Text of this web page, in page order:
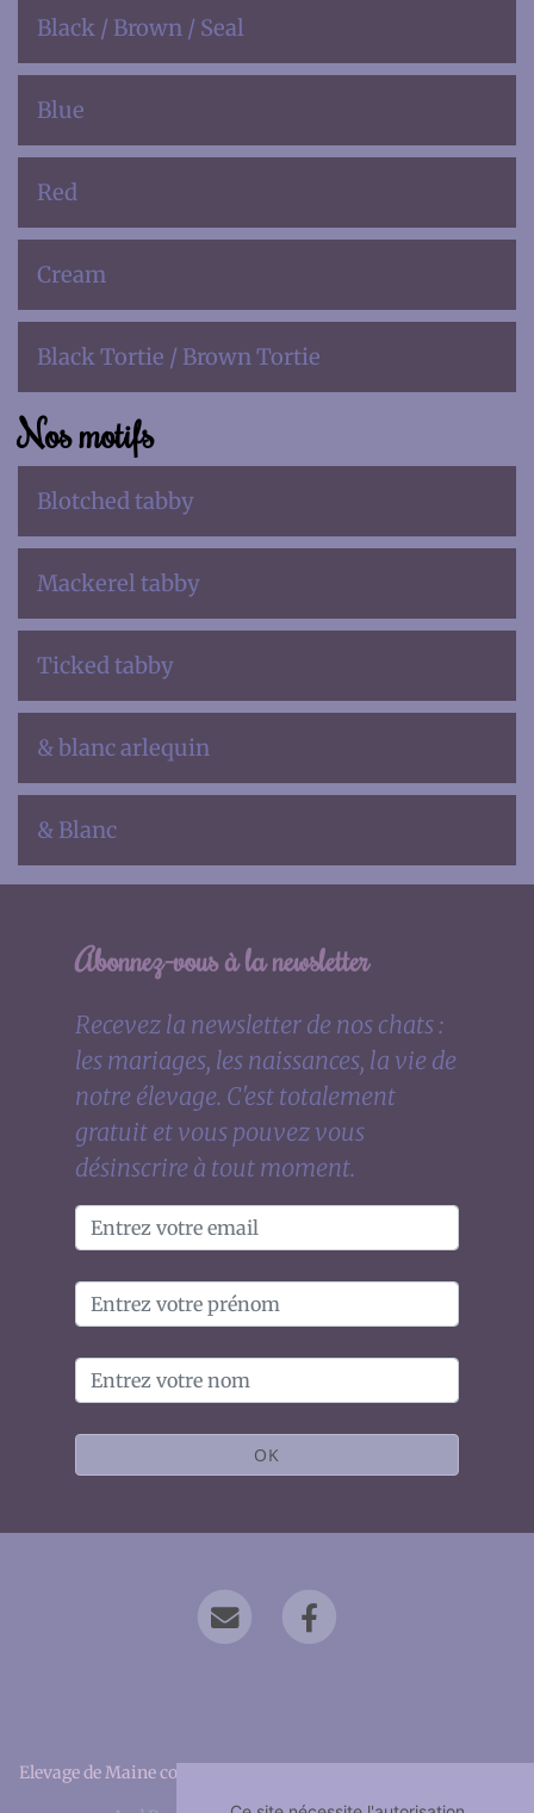
Black / Brown / Seal
Blue
Red
Cream
Black Tortie / Brown Tortie
Nos motifs
Blotched tabby
Mackerel tabby
Ticked tabby
& blanc arlequin
& Blanc
Abonnez-vous à la newsletter
Recevez la newsletter de nos chats :
les mariages, les naissances, la vie de
notre élevage. C'est totalement
gratuit et vous pouvez vous
désinscrire à tout moment.
OK
Elevage de Maine coon depuis 2019 situé en Bouches-du-Rhône